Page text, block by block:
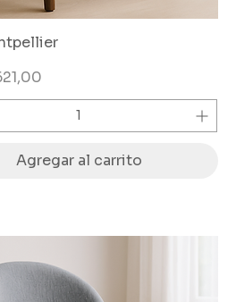
Agregar al carrito